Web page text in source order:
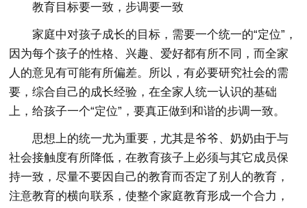
教育目标要一致，步调要一致
家庭中对孩子成长的目标，需要一个统一的“定位”，
因为每个孩子的性格、兴趣、爱好都有所不同，而全家
人的意见有可能有所偏差。所以，有必要研究社会的需
要，综合自己的成长经验，在全家人统一认识的基础
上，给孩子一个“定位”，要真正做到和谐的步调一致。
思想上的统一尤为重要，尤其是爷爷、奶奶由于与
社会接触度有所降低，在教育孩子上必须与其它成员保
持一致，尽量不要因自己的教育而否定了别人的教育，
注意教育的横向联系，使整个家庭教育形成一个合力，